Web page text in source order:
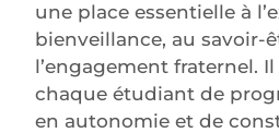
une place essentielle à
bienveillance, au savoir-
l’engagement fraternel.
chaque étudiant de
en autonomie et de